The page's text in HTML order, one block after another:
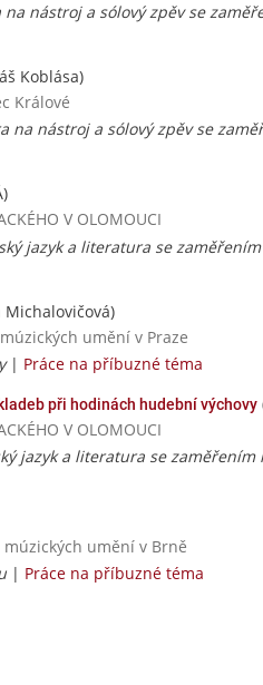
na nástroj a sólový zpěv se
Koblása)
Králové
na nástroj a sólový zpěv se
V OLOMOUCI
jazyk a literatura se
Michalovičová)
umění v Praze
| Práce na příbuzné téma
při hodinách hudební výchovy
V OLOMOUCI
jazyk a literatura se
umění v Brně
| Práce na příbuzné téma